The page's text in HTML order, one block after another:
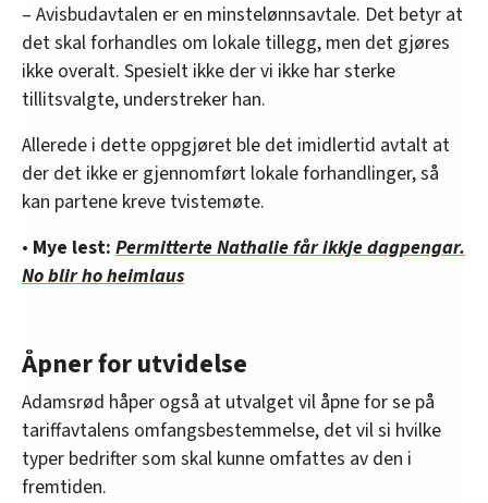
– Avisbudavtalen er en minstelønnsavtale. Det betyr at
det skal forhandles om lokale tillegg, men det gjøres
ikke overalt. Spesielt ikke der vi ikke har sterke
tillitsvalgte, understreker han.
Allerede i dette oppgjøret ble det imidlertid avtalt at
der det ikke er gjennomført lokale forhandlinger, så
kan partene kreve tvistemøte.
• Mye lest: Permitterte Nathalie får ikkje dagpengar.
No blir ho heimlaus
Åpner for utvidelse
Adamsrød håper også at utvalget vil åpne for se på
tariffavtalens omfangsbestemmelse, det vil si hvilke
typer bedrifter som skal kunne omfattes av den i
fremtiden.